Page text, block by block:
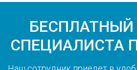
СПЕЦИАЛИСТА